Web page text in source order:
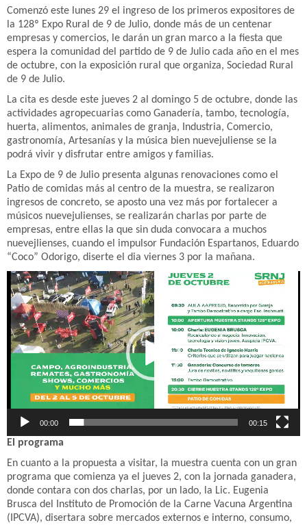
Comenzó este lunes 29 el ingreso de los primeros expositores de
la 128º Expo Rural de 9 de Julio, donde más de un centenar
empresas y comercios, le darán un gran marco a la fiesta que
espera la comunidad del partido de 9 de Julio cada año en el mes
de octubre, con la exposición rural que organiza, Sociedad Rural
de 9 de Julio.
La cita es desde este jueves 2 al domingo 5 de octubre, donde las
actividades agropecuarias como Ganadería, tambo, tecnología,
huerta, alimentos, animales de granja, Industria, Comercio,
gastronomía, Artesanías y la música bien nuevejuliense se la
podrá vivir y disfrutar entre amigos y familias.
La Expo de 9 de Julio presenta algunas renovaciones como el
Patio de comidas más al centro de la muestra, se realizaron
ingresos de concreto, se aposto una vez más por fortalecer a
músicos nuevejulienses, se realizarán charlas por parte de
empresas, entre ellas la que sin duda convocara a muchos
nuevejlienses, cuando el impulsor Fundación Espartanos, Eduardo
“Coco” Odorigo, diserte el dia viernes 3 por la mañana.
Reproductor
de
vídeo
00:00 00:15
El programa
En cuanto a la propuesta a visitar, la muestra cuenta con un gran
programa que comienza ya el jueves 2, con la jornada ganadera,
donde contara con dos charlas, por un lado, la Lic. Eugenia
Brusca del Instituto de Promoción de la Carne Vacuna Argentina
(IPCVA), disertara sobre mercados externos e interno, consumo,